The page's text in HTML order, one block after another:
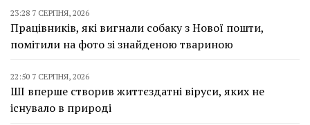
23:28 7 СЕРПНЯ, 2026
Працівників, які вигнали собаку з Нової пошти,
помітили на фото зі знайденою твариною
22:50 7 СЕРПНЯ, 2026
ШІ вперше створив життєздатні віруси, яких не
існувало в природі